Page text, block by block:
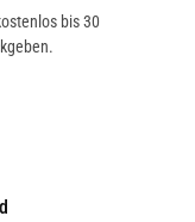
bis 30